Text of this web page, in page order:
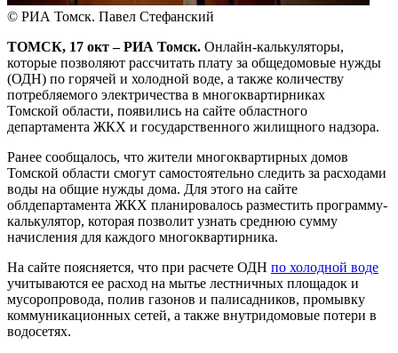
© РИА Томск. Павел Стефанский
ТОМСК, 17 окт – РИА Томск. Онлайн-калькуляторы,
которые позволяют рассчитать плату за общедомовые нужды
(ОДН) по горячей и холодной воде, а также количеству
потребляемого электричества в многоквартирниках
Томской области, появились на сайте областного
департамента ЖКХ и государственного жилищного надзора.
Ранее сообщалось, что жители многоквартирных домов
Томской области смогут самостоятельно следить за расходами
воды на общие нужды дома. Для этого на сайте
облдепартамента ЖКХ планировалось разместить программу-
калькулятор, которая позволит узнать среднюю сумму
начисления для каждого многоквартирника.
На сайте поясняется, что при расчете ОДН по холодной воде
учитываются ее расход на мытье лестничных площадок и
мусоропровода, полив газонов и палисадников, промывку
коммуникационных сетей, а также внутридомовые потери в
водосетях.